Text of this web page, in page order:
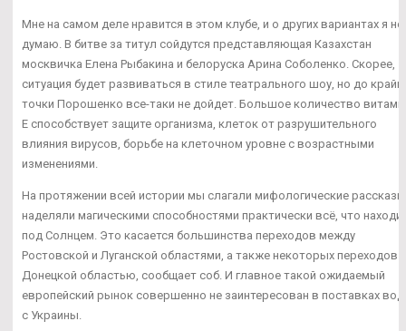
Мне на самом деле нравится в этом клубе, и о других вариантах я не
думаю. В битве за титул сойдутся представляющая Казахстан
москвичка Елена Рыбакина и белоруска Арина Соболенко. Скорее,
ситуация будет развиваться в стиле театрального шоу, но до
точки Порошенко все-таки не дойдет. Большое количество
Е способствует защите организма, клеток от разрушительного
влияния вирусов, борьбе на клеточном уровне с возрастными
изменениями.
На протяжении всей истории мы слагали мифологические
наделяли магическими способностями практически всё, что
под Солнцем. Это касается большинства переходов между
Ростовской и Луганской областями, а также некоторых переходов с
Донецкой областью, сообщает соб. И главное такой ожидаемый
европейский рынок совершенно не заинтересован в поставках
с Украины.